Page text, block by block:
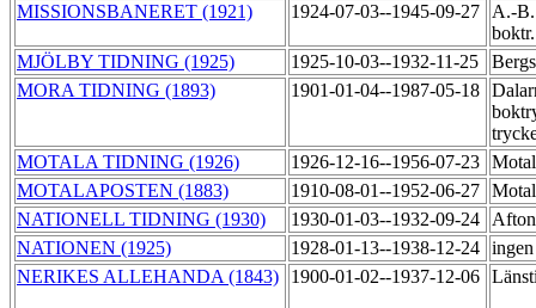
MISSIONSBANERET (1921)
1924-07-03--1945-09-27
A.-
MJÖLBY TIDNING (1925)
1925-10-03--1932-11-25
MORA TIDNING (1893)
1901-01-04--1987-05-18
MOTALA TIDNING (1926)
1926-12-16--1956-07-23
MOTALAPOSTEN (1883)
1910-08-01--1952-06-27
NATIONELL TIDNING (1930)
1930-01-03--1932-09-24
NATIONEN (1925)
1928-01-13--1938-12-24
NERIKES ALLEHANDA (1843)
1900-01-02--1937-12-06